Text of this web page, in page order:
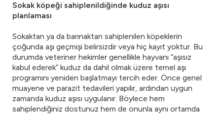
Sokak köpeği sahiplenildiğinde kuduz aşısı
planlaması
Sokaktan ya da barınaktan sahiplenilen köpeklerin
çoğunda aşı geçmişi belirsizdir veya hiç kayıt yoktur. Bu
durumda veteriner hekimler genellikle hayvanı “aşısız
kabul ederek” kuduz da dahil olmak üzere temel aşı
programını yeniden başlatmayı tercih eder. Önce genel
muayene ve parazit tedavileri yapılır, ardından uygun
zamanda kuduz aşısı uygulanır. Böylece hem
sahiplendiğiniz dostunuz hem de onunla aynı ortamda